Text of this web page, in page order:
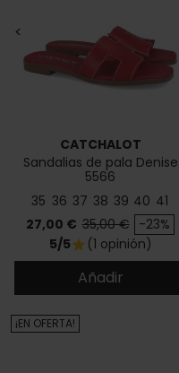
<
CATCHALOT
Sandalias de pala Denise
5566
35 36 37 38 39 40 41
Precio
27,00 € Precio base
35,00 € -23%
5/5star (1 opinión)
Añadir
¡EN OFERTA!